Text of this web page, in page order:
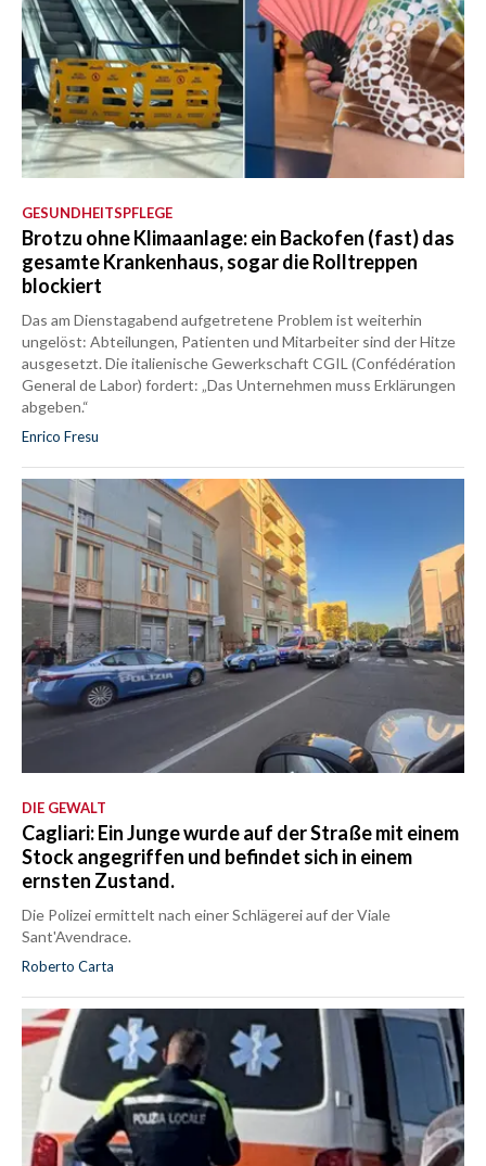
GESUNDHEITSPFLEGE
Brotzu ohne Klimaanlage: ein Backofen (fast) das
gesamte Krankenhaus, sogar die Rolltreppen
blockiert
Das am Dienstagabend aufgetretene Problem ist weiterhin
ungelöst: Abteilungen, Patienten und Mitarbeiter sind der Hitze
ausgesetzt. Die italienische Gewerkschaft CGIL (Confédération
General de Labor) fordert: „Das Unternehmen muss Erklärungen
abgeben.“
Enrico Fresu
DIE GEWALT
Cagliari: Ein Junge wurde auf der Straße mit einem
Stock angegriffen und befindet sich in einem
ernsten Zustand.
Die Polizei ermittelt nach einer Schlägerei auf der Viale
Sant'Avendrace.
Roberto Carta